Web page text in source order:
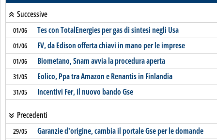
Successive
01/06 Tes con TotalEnergies per gas di sintesi negli Usa
01/06 FV, da Edison offerta chiavi in mano per le imprese
01/06 Biometano, Snam avvia la procedura aperta
31/05 Eolico, Ppa tra Amazon e Renantis in Finlandia
31/05 Incentivi Fer, il nuovo bando Gse
Precedenti
29/05 Garanzie d'origine, cambia il portale Gse per le domande